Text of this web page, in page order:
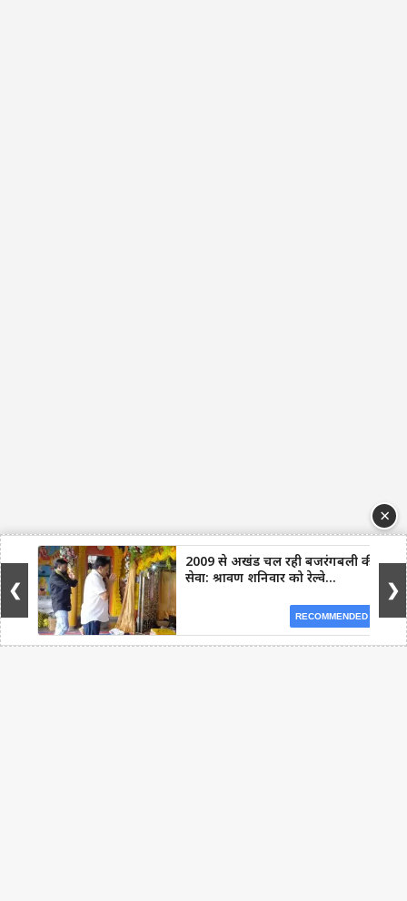
Facebook WhatsApp Telegram
×
❮
2009 से अखंड चल रही बजरंगबली की
सेवा: श्रावण शनिवार को रेल्वे...
RECOMMENDED
❯